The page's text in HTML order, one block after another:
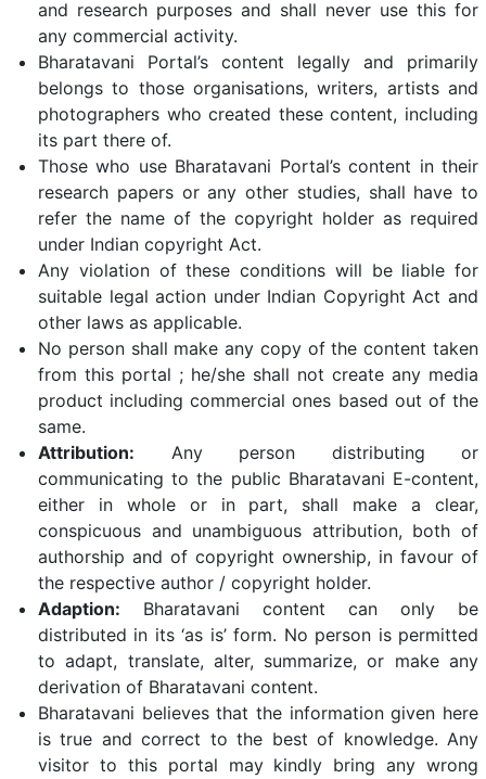
and research purposes and shall never use this for
any commercial activity.
Bharatavani Portal’s content legally and primarily
belongs to those organisations, writers, artists and
photographers who created these content, including
its part there of.
Those who use Bharatavani Portal’s content in their
research papers or any other studies, shall have to
refer the name of the copyright holder as required
under Indian copyright Act.
Any violation of these conditions will be liable for
suitable legal action under Indian Copyright Act and
other laws as applicable.
No person shall make any copy of the content taken
from this portal ; he/she shall not create any media
product including commercial ones based out of the
same.
Attribution: Any person distributing or
communicating to the public Bharatavani E-content,
either in whole or in part, shall make a clear,
conspicuous and unambiguous attribution, both of
authorship and of copyright ownership, in favour of
the respective author / copyright holder.
Adaption: Bharatavani content can only be
distributed in its ‘as is’ form. No person is permitted
to adapt, translate, alter, summarize, or make any
derivation of Bharatavani content.
Bharatavani believes that the information given here
is true and correct to the best of knowledge. Any
visitor to this portal may kindly bring any wrong